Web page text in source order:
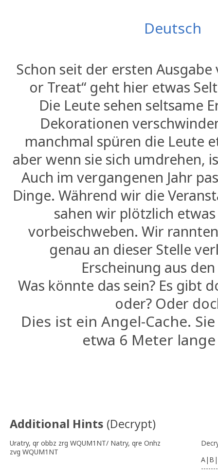
Deutsch
Schon seit der ersten Ausgabe
or Treat“ geht hier etwas
Die Leute sehen seltsame
Dekorationen
manchmal spüren die Leute
aber wenn sie sich umdrehen,
Auch im vergangenen Jahr
Dinge. Während wir die
sahen wir plötzlich
vorbeischweben. Wir
genau an dieser Stelle
Erscheinung aus
Was könnte das sein? Es gibt
oder? Oder
Dies ist ein Angel-Cache.
etwa 6 Meter
Additional Hints (Decrypt)
Uratry, qr obbz zrg WQUM1NT/ Natry, qre Onhz
zvg WQUM1NT